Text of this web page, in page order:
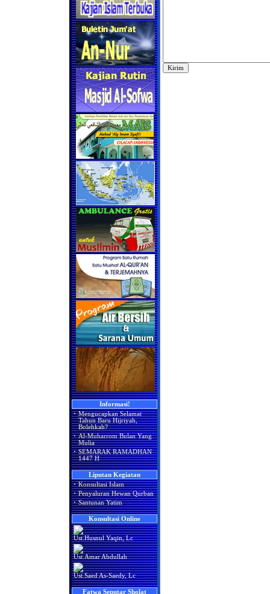
Informasi!
· Mengucapkan Selamat
Tahun Baru Hijriyah,
Bolehkah?
· Al-Muharrom Bulan Yang
Mulia
· SEMARAK RAMADHAN
1447 H
Liputan Kegiatan
· Konsultasi Islam
· Penyaluran Hewan Qurban
· Santunan Yatim
Konsultasi Online
Ust.Husnul Yaqin, Lc
Ust.Amar Abdullah
Ust.Saed As-Saedy, Lc
Fatwa Seputar Sholat